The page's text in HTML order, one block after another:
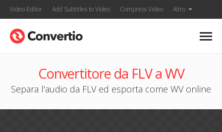
Video Editor Add Subtitles to Video Compress Video Altro
Convertitore da FLV a WV
Separa l'audio da FLV ed esporta come WV online